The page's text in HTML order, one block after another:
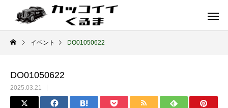
イベント DO01050622
DO01050622
2025.03.21